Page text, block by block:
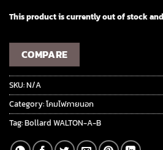
This product is currently out of stock
COMPARE
SKU:N/A
Category:โคมไฟภายนอก
Tag:Bollard WALTON-A-B